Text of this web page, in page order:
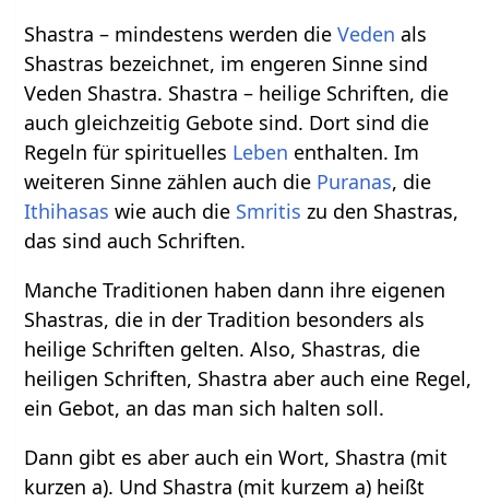
Shastra – mindestens werden dieVeden als
Shastras bezeichnet, im engeren Sinne sind
Veden Shastra. Shastra – heilige Schriften, die
auch gleichzeitig Gebote sind. Dort sind die
Regeln für spirituelles Leben enthalten. Im
weiteren Sinne zählen auch die Puranas, die
Ithihasas wie auch die Smritis zu den Shastras,
das sind auch Schriften.
Manche Traditionen haben dann ihre eigenen
Shastras, die in der Tradition besonders als
heilige Schriften gelten. Also, Shastras, die
heiligen Schriften, Shastra aber auch eine Regel,
ein Gebot, an das man sich halten soll.
Dann gibt es aber auch ein Wort, Shastra (mit
kurzen a). Und Shastra (mit kurzem a) heißt